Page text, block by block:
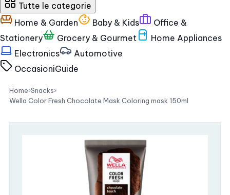
Tutte le categorie
Home & Garden
Baby & Kids
Office &
Stationery
Grocery & Gourmet
Home Appliances
Electronics
Automotive
OccasioniGuide
Home›Snacks›
Wella Color Fresh Chocolate Mask Coloring mask 150ml